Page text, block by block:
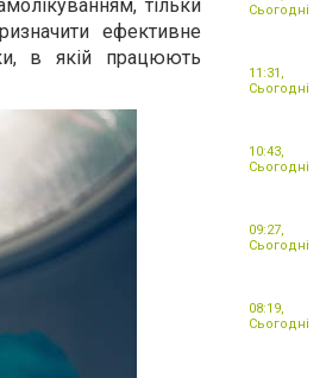
тільки
ефективне
в якій працюють
Сьогодні
11:31,
Сьогодні
10:43,
Сьогодні
09:27,
Сьогодні
08:19,
Сьогодні